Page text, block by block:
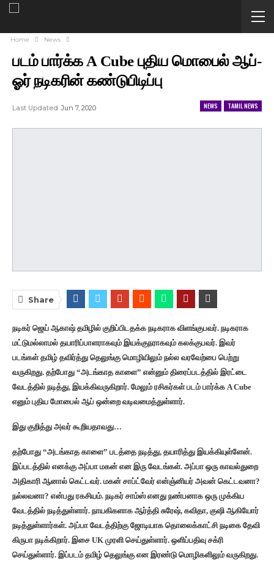
Home News
படம் பார்க்க A Cube புதிய மொபைல் ஆப்-
ஓர் நடிகரின் கண்டுபிடிப்பு
NEWS TAMIL NEWS
Last Updated Jun 7, 2020
Share
நடிகர் ஜெய் ஆகாஷ் தமிழில் குறிப்பிடதக்க நடிகராக விளங்குபவர். நடிகராக
மட்டுமல்லாமல் தயாரிப்பாளராகவும் இயக்குநராகவும் கலக்குபவர். இவர்
படங்கள் தமிழ் தவிர்த்து தெலுங்கு மொழியிலும் நல்ல வரவேற்பை பெற்று
வருகிறது. தற்போது “அடங்காத காளை” என்னும் திரைப்படத்தில் இரட்டை
வேடத்தில் நடித்து, இயக்கிவருகிறார். மேலும் ரசிகர்கள் படம் பார்க்க A Cube
எனும் புதிய மோபைல் ஆப் ஒன்றை வடிவமைத்துள்ளார்.
இது குறித்து அவர் கூறியதாவது…
தற்போது “அடங்காத காளை” படத்தை நடித்து, தயாரித்து இயக்கியுள்ளேன்.
இப்படத்தில் எனக்கு அப்பா மகன் என இரு வேடங்கள். அப்பா ஒரு காவல்துறை
அதிகாரி ஆனால் கெட்டவர். மகன் சாப்ட்வேர் என்ஞ்னியர் அவன் கெட்டவனா?
நல்லவனா? என்பது ரகசியம். நடிகர் சாம்ஸ் எனது நண்பனாக ஒரு முக்கிய
வேடத்தில் நடித்துள்ளார். நாயகிகளாக ஆர்த்தி சுரேஷ், கவிதா, குஷி ஆகியோர்
நடித்துள்ளார்கள். அப்பா வேடத்திற்கு ஜோடியாக தொலைக்காட்சி நடிகை தேவி
கிருபா நடிக்கிறார். இசை UK முரளி செய்துள்ளார். ஒளிப்பதிவு சக்ரி
செய்துள்ளார். இப்படம் தமிழ் தெலுங்கு என இரண்டு மொழிகளிலும் வருகிறது.